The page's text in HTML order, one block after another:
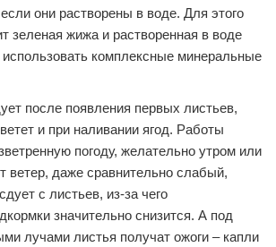
они растворены в воде. Для этого
зеленая жижа и растворенная в воде
комплексные минеральные
после появления первых листьев,
и при наливании ягод. Работы
погоду, желательно утром или
ветер, даже сравнительно слабый,
с листьев, из-за чего
значительно снизится. А под
лучами листья получат ожоги – капли